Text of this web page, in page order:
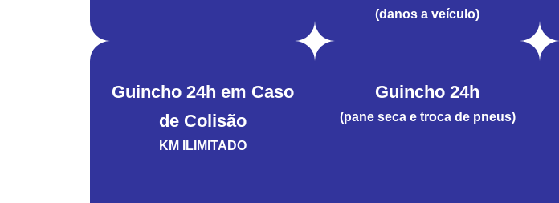
(danos a veículo)
Guincho 24h em Caso
de Colisão
KM ILIMITADO
Guincho 24h
(pane seca e troca de pneus)